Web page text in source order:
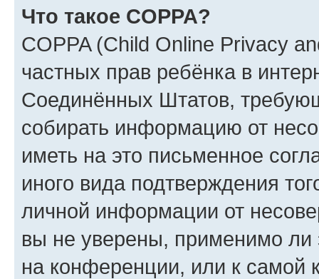
Что такое COPPA?
COPPA (Child Online Privacy
частных прав ребёнка в
Соединённых Штатов,
собирать информацию от
иметь на это письменное
иного вида подтверждения
личной информации от
вы не уверены, применимо ли
на конференции, или к самой